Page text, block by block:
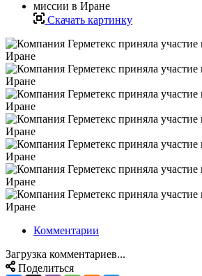
Скачать картинку
Комментарии
Загрузка комментариев...
Поделиться